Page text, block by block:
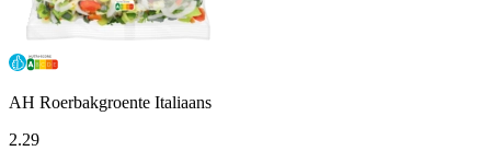
AH Roerbakgroente Italiaans
2.29